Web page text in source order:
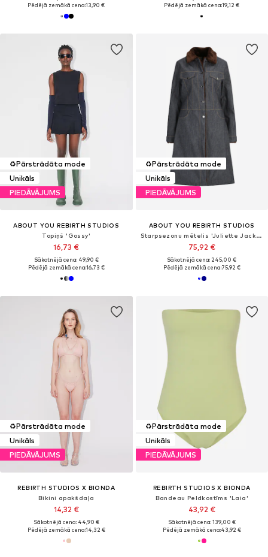
Pēdējā zemākā cena:13,90 €
Pēdējā zemākā cena:19,12 €
♻️Pārstrādāta mode
Unikāls
PIEDĀVĀJUMS
ABOUT YOU REBIRTH STUDIOS
Topiņš 'Gossy'
16,73 €
Sākotnējā cena: 49,90 €
Pēdējā zemākā cena:16,73 €
♻️Pārstrādāta mode
Unikāls
PIEDĀVĀJUMS
ABOUT YOU REBIRTH STUDIOS
Starpsezonu mētelis 'Juliette Jacket'
75,92 €
Sākotnējā cena: 245,00 €
Pēdējā zemākā cena:75,92 €
♻️Pārstrādāta mode
Unikāls
PIEDĀVĀJUMS
REBIRTH STUDIOS X BIONDA
Bikini apakšdaļa
14,32 €
Sākotnējā cena: 44,90 €
Pēdējā zemākā cena:14,32 €
♻️Pārstrādāta mode
Unikāls
PIEDĀVĀJUMS
REBIRTH STUDIOS X BIONDA
Bandeau Peldkostīms 'Laia'
43,92 €
Sākotnējā cena: 139,00 €
Pēdējā zemākā cena:43,92 €